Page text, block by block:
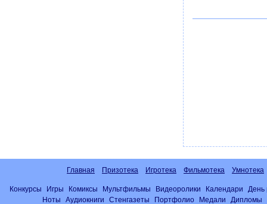
Главная Призотека Игротека Фильмотека Умнотека
Конкурсы Игры Комиксы Мультфильмы Видеоролики Календари
День
Ноты
Аудиокниги Стенгазеты Портфолио Медали Дипломы